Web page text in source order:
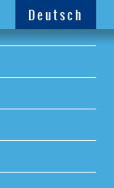
Deutsch